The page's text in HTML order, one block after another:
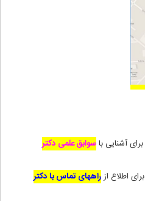
برای آشنایی با سوابق علمی دکتر
برای اطلاع ازراههای تماس با دکتر